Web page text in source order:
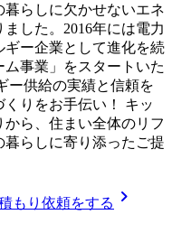
らしに欠かせないエネ
した。2016年には電力
ー企業として進化を続
事業」をスタートいた
ー供給の実績と信頼を
りをお手伝い！ キッ
ら、住まい全体のリフ
らしに寄り添ったご提
もり依頼をする chevron_right